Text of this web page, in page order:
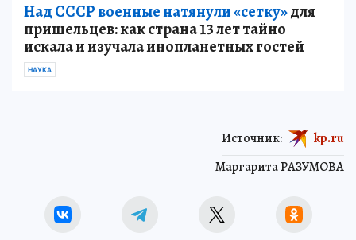
Над СССР военные натянули «сетку»для
пришельцев: как страна 13 лет тайно
искала и изучала инопланетных гостей
НАУКА
Маргарита РАЗУМОВА
Источник: kp.ru